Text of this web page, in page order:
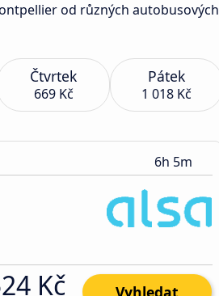
od různých autobusových
Čtvrtek
669 Kč
Pátek
1 018 Kč
6h 5m
Kč Vyhledat